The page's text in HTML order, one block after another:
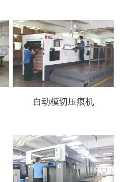
自动模切压痕机